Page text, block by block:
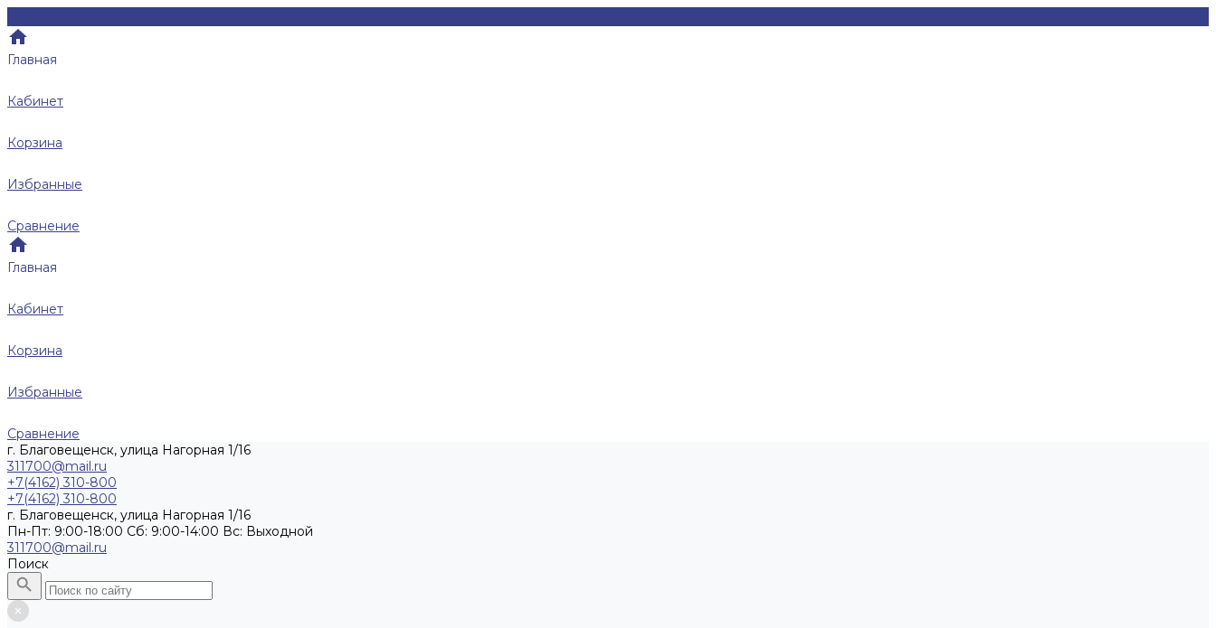
Главная
Кабинет
Корзина
Избранные
Сравнение
Главная
Кабинет
Корзина
Избранные
Сравнение
г. Благовещенск, улица Нагорная 1/16
311700@mail.ru
+7(4162) 310-800
+7(4162) 310-800
г. Благовещенск, улица Нагорная 1/16
Пн-Пт: 9:00-18:00 Cб: 9:00-14:00 Вс: Выходной
311700@mail.ru
Поиск